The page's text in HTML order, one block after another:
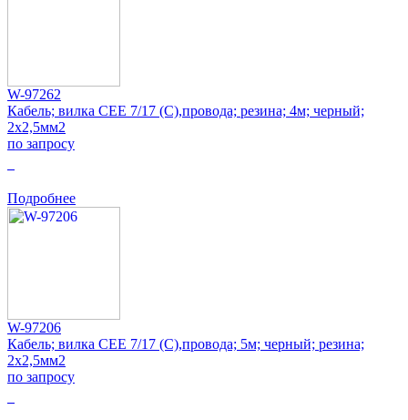
W-97262
Кабель; вилка CEE 7/17 (C),провода; резина; 4м; черный;
2x2,5мм2
по запросу
Подробнее
W-97206
Кабель; вилка CEE 7/17 (C),провода; 5м; черный; резина;
2x2,5мм2
по запросу